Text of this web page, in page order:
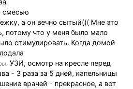
смесью
а он вечно сытый((( Мне это
потому что у меня было мало
стимулировать. Когда домой
УЗИ, осмотр на кресле перед
- 3 раза за 5 дней, капельницы
врачей - прекрасное, а вот